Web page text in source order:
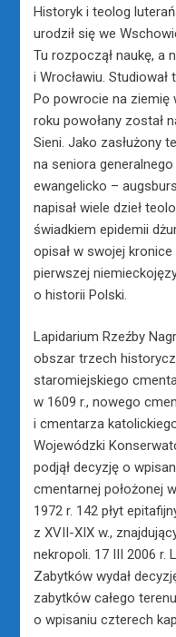
Historyk i teolog
urodził się we
Tu rozpoczął naukę, a
i Wrocławiu. Studiował
Po powrocie na ziemię
roku powołany został
Sieni. Jako zasłużony
na seniora
ewangelicko –
napisał wiele dzieł
świadkiem epidemii
opisał w swojej
pierwszej
o historii Polski.
Lapidarium Rzeźby
obszar trzech
staromiejskiego
w 1609 r., nowego
i cmentarza
Wojewódzki
podjął decyzję o
cmentarnej położonej
1972 r. 142 płyt
z XVII-XIX w.,
nekropoli. 17 III 2006 r.
Zabytków wydał
zabytków całego
o wpisaniu czterech